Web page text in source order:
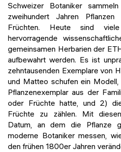
Schweizer Botaniker
zweihundert Jahren
Früchten. Heute sind
hervorragende
gemeinsamen Herbarien der
aufbewahrt werden. Es ist
zehntausenden Exemplare von
und Matteo schufen ein
Pflanzenexemplar aus der
oder Früchte hatte, und 2)
Früchte zu zählen. Mit
Datum, an dem die Pflanze
moderne Botaniker messen,
den frühen 1800er Jahren